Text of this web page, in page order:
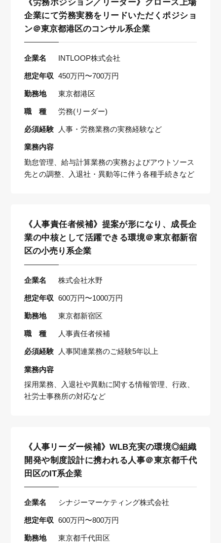
《労務ポジション／リーダー》グロース上場
企業にて労務実務をリードいただくポジショ
ン＠東京都港区のコンサル系企業
企業名 INTLOOP株式会社
想定年収 450万円〜700万円
勤務地 東京都港区
職 種 労務(リーダー)
必須経験 人事・労務業務の実務経験など
業務内容
勤怠管理、給与計算業務の実務およびアウトソース
先との調整、入退社・異動等に伴う各種手続きなど
《人事責任者候補》提案が形になり、成長企
業の中核として活躍できる環境＠東京都新宿
区の小売り系企業
企業名 株式会社水野
想定年収 600万円〜1000万円
勤務地 東京都新宿区
職 種 人事責任者候補
必須経験 人事関連業務のご経験5年以上
業務内容
採用業務、入退社や異動に関する情報管理、行政、
社労士事務所の対応など
《人事リーダー候補》WLB充実の環境◎組織
開発や制度設計に携われる人事＠東京都千代
田区のIT系企業
企業名 シナジーマーケティング株式会社
想定年収 600万円〜800万円
勤務地 東京都千代田区